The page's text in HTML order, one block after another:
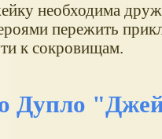
необходима
пережить
к сокровищам.
Дупло